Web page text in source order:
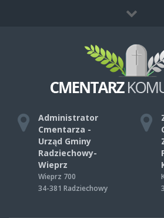
Co zrobić, gdy umrze ktoś
Kontakt
Administrator
Cmentarza -
Urząd Gminy
Radziechowy-
Wieprz
Wieprz 700
34-381 Radziechowy